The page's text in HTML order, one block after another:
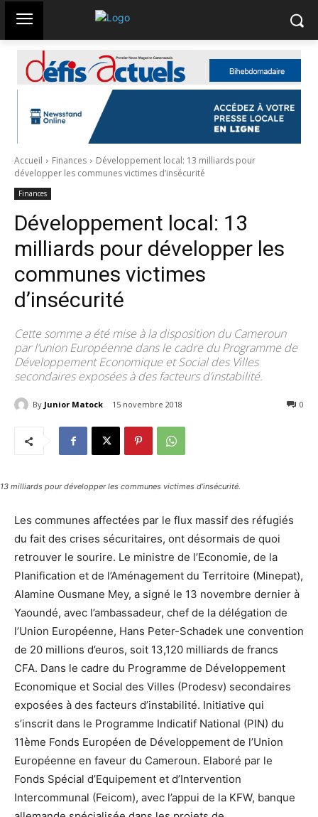
Accueil Finances
Développement local: 13 milliards pour
développer les communes victimes d’insécurité
Finances
Développement local: 13
milliards pour développer les
communes victimes
d’insécurité
Cette somme a été mise à la disposition du Cameroun
par l’union Européenne dans le cadre du Programme de
Développement Economique et Social des Villes
secondaires exposées à des facteurs d’instabilité.
By Junior Matock 15 novembre 2018 0
13 milliards pour développer les communes victimes d’insécurité.
Les communes affectées par le flux massif des réfugiés
du fait des crises sécuritaires, ont désormais de quoi
retrouver le sourire. Le ministre de l’Economie, de la
Planification et de l’Aménagement du Territoire (Minepat),
Alamine Ousmane Mey, a signé le 13 novembre dernier à
Yaoundé, avec l’ambassadeur, chef de la délégation de
l’Union Européenne, Hans Peter-Schadek une convention
de 20 millions d’euros, soit 13,120 milliards de francs
CFA. Dans le cadre du Programme de Développement
Economique et Social des Villes (Prodesv) secondaires
exposées à des facteurs d’instabilité. Initiative qui
s’inscrit dans le Programme Indicatif National (PIN) du
11ème Fonds Européen de Développement de l’Union
Européenne en faveur du Cameroun. Elaboré par le
Fonds Spécial d’Equipement et d’Intervention
Intercommunal (Feicom), avec l’appui de la KFW, banque